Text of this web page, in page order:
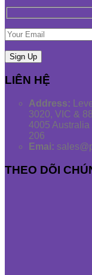
LIÊN HỆ
Address:
3020, VIC &
4005 Australia
206
Emai:
THEO DÕI